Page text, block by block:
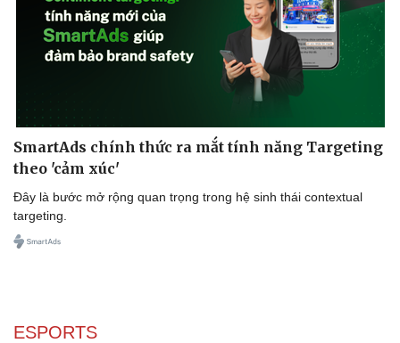
Văn học
Âm nhạc
Di sản
Giải trí
Nghệ sĩ
Sao Việt
SmartAds chính thức ra mắt tính năng Targeting
theo 'cảm xúc'
Đây là bước mở rộng quan trọng trong hệ sinh thái contextual
targeting.
ESPORTS